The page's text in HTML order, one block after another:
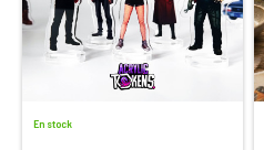
En stock